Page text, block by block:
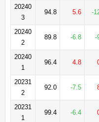
20240
3
94.8 5.6 -
20240
2
89.8 -6.8 -
20240
1
96.4 4.8
20231
2
92.0 -7.5
20231
1
99.4 -6.4